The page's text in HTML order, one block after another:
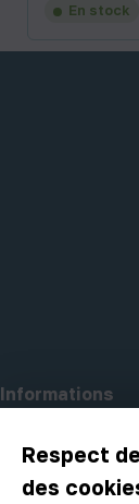
Respect
des
En stock
Informations
A propos